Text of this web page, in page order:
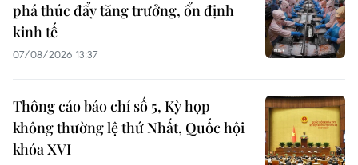
phá thúc đẩy tăng trưởng, ổn định
kinh tế
07/08/2026 13:37
Thông cáo báo chí số 5, Kỳ họp
không thường lệ thứ Nhất, Quốc hội
khóa XVI